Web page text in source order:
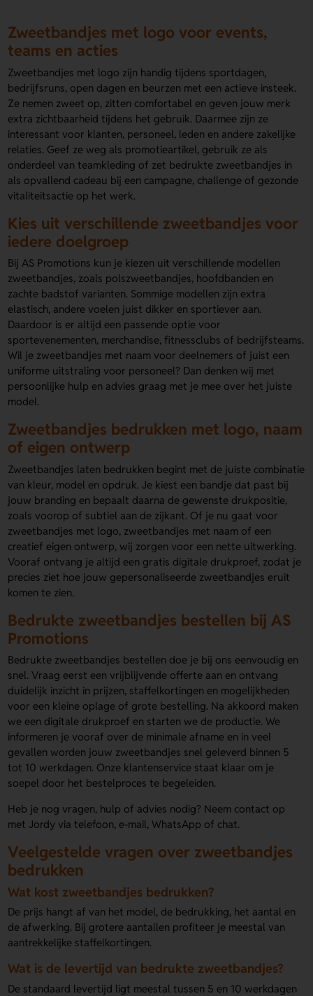
Zweetbandjes met logo voor events,
teams en acties
Zweetbandjes met logo zijn handig tijdens sportdagen,
bedrijfsruns, open dagen en beurzen met een actieve insteek.
Ze nemen zweet op, zitten comfortabel en geven jouw merk
extra zichtbaarheid tijdens het gebruik. Daarmee zijn ze
interessant voor klanten, personeel, leden en andere zakelijke
relaties. Geef ze weg als promotieartikel, gebruik ze als
onderdeel van teamkleding of zet bedrukte zweetbandjes in
als opvallend cadeau bij een campagne, challenge of gezonde
vitaliteitsactie op het werk.
Kies uit verschillende zweetbandjes voor
iedere doelgroep
Bij AS Promotions kun je kiezen uit verschillende modellen
zweetbandjes, zoals polszweetbandjes, hoofdbanden en
zachte badstof varianten. Sommige modellen zijn extra
elastisch, andere voelen juist dikker en sportiever aan.
Daardoor is er altijd een passende optie voor
sportevenementen, merchandise, fitnessclubs of bedrijfsteams.
Wil je zweetbandjes met naam voor deelnemers of juist een
uniforme uitstraling voor personeel? Dan denken wij met
persoonlijke hulp en advies graag met je mee over het juiste
model.
Zweetbandjes bedrukken met logo, naam
of eigen ontwerp
Zweetbandjes laten bedrukken begint met de juiste combinatie
van kleur, model en opdruk. Je kiest een bandje dat past bij
jouw branding en bepaalt daarna de gewenste drukpositie,
zoals voorop of subtiel aan de zijkant. Of je nu gaat voor
zweetbandjes met logo, zweetbandjes met naam of een
creatief eigen ontwerp, wij zorgen voor een nette uitwerking.
Vooraf ontvang je altijd een gratis digitale drukproef, zodat je
precies ziet hoe jouw gepersonaliseerde zweetbandjes eruit
komen te zien.
Bedrukte zweetbandjes bestellen bij AS
Promotions
Bedrukte zweetbandjes bestellen doe je bij ons eenvoudig en
snel. Vraag eerst een vrijblijvende offerte aan en ontvang
duidelijk inzicht in prijzen, staffelkortingen en mogelijkheden
voor een kleine oplage of grote bestelling. Na akkoord maken
we een digitale drukproef en starten we de productie. We
informeren je vooraf over de minimale afname en in veel
gevallen worden jouw zweetbandjes snel geleverd binnen 5
tot 10 werkdagen. Onze klantenservice staat klaar om je
soepel door het bestelproces te begeleiden.
Heb je nog vragen, hulp of advies nodig? Neem contact op
met Jordy via telefoon, e-mail, WhatsApp of chat.
Veelgestelde vragen over zweetbandjes
bedrukken
Wat kost zweetbandjes bedrukken?
De prijs hangt af van het model, de bedrukking, het aantal en
de afwerking. Bij grotere aantallen profiteer je meestal van
aantrekkelijke staffelkortingen.
Wat is de levertijd van bedrukte zweetbandjes?
De standaard levertijd ligt meestal tussen 5 en 10 werkdagen